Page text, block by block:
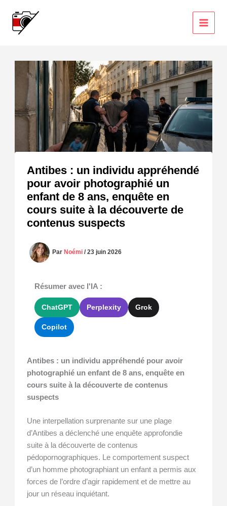
contenu
Antibes : un individu appréhendé
pour avoir photographié un
enfant de 8 ans, enquête en
cours suite à la découverte de
contenus suspects
ParNoémi/23 juin 2026
Résumer avec l'IA :
ChatGPT Perplexity Grok
Copilot
Antibes : un individu appréhendé pour avoir
photographié un enfant de 8 ans, enquête en
cours suite à la découverte de contenus
suspects
Une interpellation surprenante sur une plage
d’Antibes a déclenché une enquête approfondie
suite à la découverte de contenus
pédopornographiques. Le comportement suspect
d’un homme photographiant un enfant a permis aux
forces de l’ordre d’agir rapidement et de mettre au
jour un réseau inquiétant.